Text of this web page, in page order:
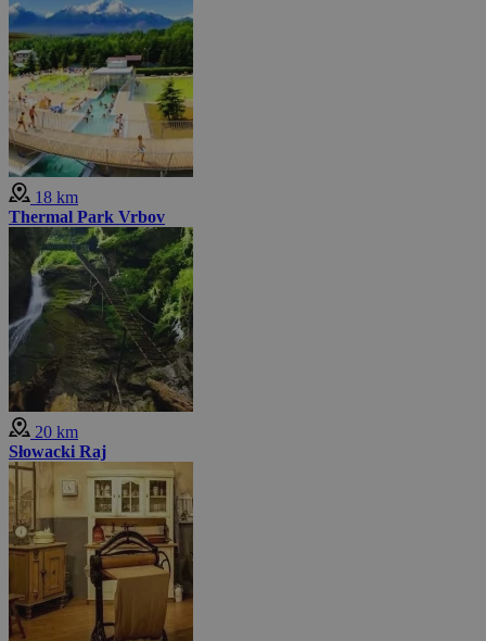
18 km
Thermal Park Vrbov
20 km
Słowacki Raj